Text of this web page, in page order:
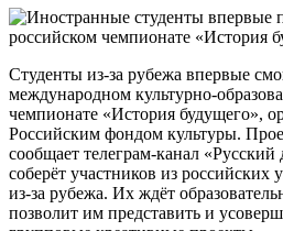
Студенты из-за рубежа впервые
международном культурно-
чемпионате «История будущего»,
Российским фондом культуры.
сообщает телеграм-канал
соберёт участников из российских
из-за рубежа. Их ждёт
позволит им представить и